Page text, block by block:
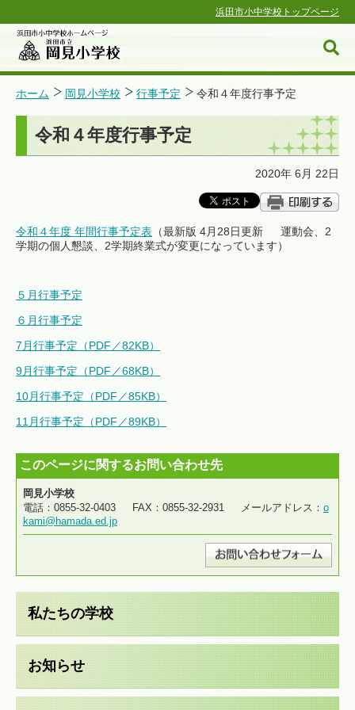
浜田市小中学校トップページ
浜田市小中学校ホームページ
ホーム 岡見小学校 行事予定 令和４年度行事予定
令和４年度行事予定
2020年 6月 22日
令和４年度 年間行事予定表 （最新版 4月28日更新 運動会、2
学期の個人懇談、2学期終業式が変更になっています）
５月行事予定
６月行事予定
7月行事予定（PDF／82KB）
9月行事予定（PDF／68KB）
10月行事予定（PDF／85KB）
11月行事予定（PDF／89KB）
このページに関するお問い合わせ先
岡見小学校
電話：0855-32-0403 FAX：0855-32-2931 メールアドレス： o
kami@hamada.ed.jp
私たちの学校
お知らせ